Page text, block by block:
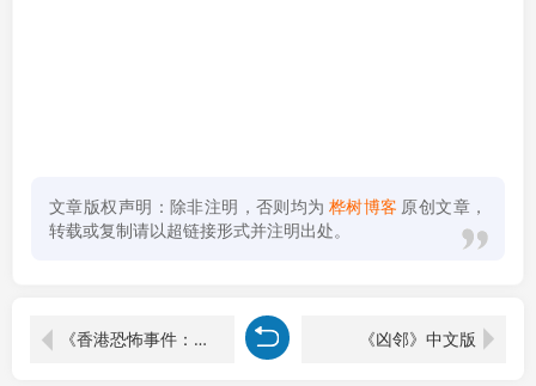
文章版权声明：除非注明，否则均为 桦树博客 原创文章，
转载或复制请以超链接形式并注明出处。
《香港恐怖事件：益善楼外卖血案》中文版 《凶邻》中文版